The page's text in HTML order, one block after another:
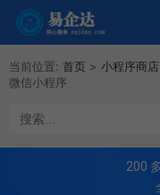
当前位置: 首页 > 小程序商店
微信小程序
200